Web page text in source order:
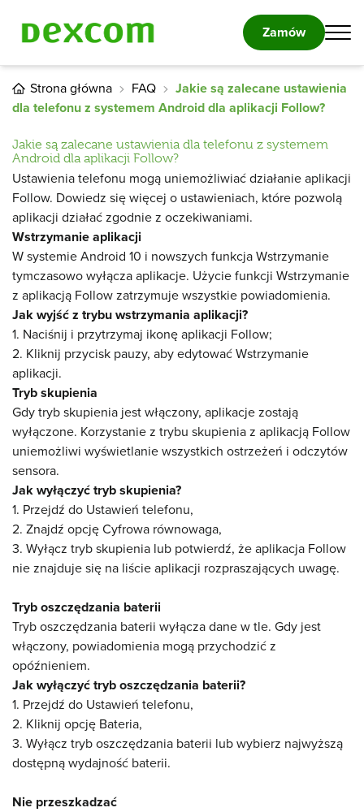
Zamów
Strona główna FAQ
Jakie są zalecane ustawienia
dla telefonu z systemem Android dla aplikacji Follow?
Jakie są zalecane ustawienia dla telefonu z systemem
Android dla aplikacji Follow?
Ustawienia telefonu mogą uniemożliwiać działanie aplikacji
Follow. Dowiedz się więcej o ustawieniach, które pozwolą
aplikacji działać zgodnie z oczekiwaniami.
Wstrzymanie aplikacji
W systemie Android 10 i nowszych funkcja Wstrzymanie
tymczasowo wyłącza aplikacje. Użycie funkcji Wstrzymanie
z aplikacją Follow zatrzymuje wszystkie powiadomienia.
Jak wyjść z trybu wstrzymania aplikacji?
1. Naciśnij i przytrzymaj ikonę aplikacji Follow;
2. Kliknij przycisk pauzy, aby edytować Wstrzymanie
aplikacji.
Tryb skupienia
Gdy tryb skupienia jest włączony, aplikacje zostają
wyłączone. Korzystanie z trybu skupienia z aplikacją Follow
uniemożliwi wyświetlanie wszystkich ostrzeżeń i odczytów
sensora.
Jak wyłączyć tryb skupienia?
1. Przejdź do Ustawień telefonu,
2. Znajdź opcję Cyfrowa równowaga,
3. Wyłącz tryb skupienia lub potwierdź, że aplikacja Follow
nie znajduje się na liście aplikacji rozpraszających uwagę.
Tryb oszczędzania baterii
Tryb oszczędzania baterii wyłącza dane w tle. Gdy jest
włączony, powiadomienia mogą przychodzić z
opóźnieniem.
Jak wyłączyć tryb oszczędzania baterii?
1. Przejdź do Ustawień telefonu,
2. Kliknij opcję Bateria,
3. Wyłącz tryb oszczędzania baterii lub wybierz najwyższą
dostępną wydajność baterii.
Nie przeszkadzać